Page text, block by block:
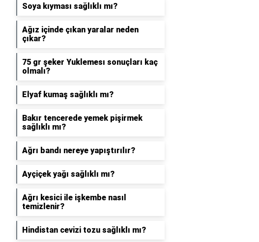
Soya kıyması sağlıklı mı?
Ağız içinde çıkan yaralar neden
çıkar?
75 gr şeker Yuklemesı sonuçları kaç
olmalı?
Elyaf kumaş sağlıklı mı?
Bakır tencerede yemek pişirmek
sağlıklı mı?
Ağrı bandı nereye yapıştırılır?
Ayçiçek yağı sağlıklı mı?
Ağrı kesici ile işkembe nasıl
temizlenir?
Hindistan cevizi tozu sağlıklı mı?